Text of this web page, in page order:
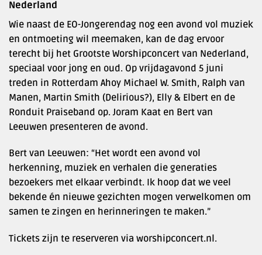
Nederland
Wie naast de EO-Jongerendag nog een avond vol muziek
en ontmoeting wil meemaken, kan de dag ervoor
terecht bij het Grootste Worshipconcert van Nederland,
speciaal voor jong en oud. Op vrijdagavond 5 juni
treden in Rotterdam Ahoy Michael W. Smith, Ralph van
Manen, Martin Smith (Delirious?), Elly & Elbert en de
Ronduit Praiseband op. Joram Kaat en Bert van
Leeuwen presenteren de avond.
Bert van Leeuwen: “Het wordt een avond vol
herkenning, muziek en verhalen die generaties
bezoekers met elkaar verbindt. Ik hoop dat we veel
bekende én nieuwe gezichten mogen verwelkomen om
samen te zingen en herinneringen te maken.”
Tickets zijn te reserveren via worshipconcert.nl.